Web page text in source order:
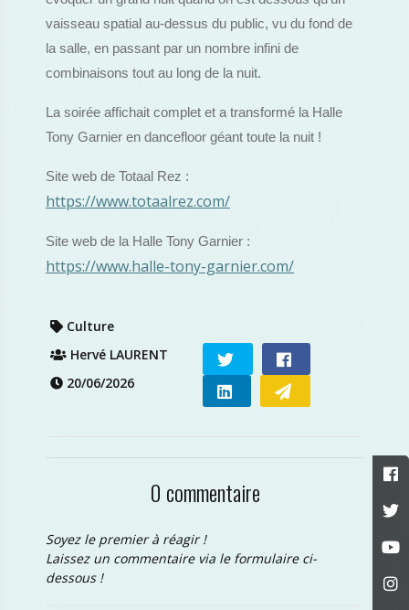
vaisseau spatial au-dessus du public, vu du fond de
la salle, en passant par un nombre infini de
combinaisons tout au long de la nuit.
La soirée affichait complet et a transformé la Halle
Tony Garnier en dancefloor géant toute la nuit !
Site web de Totaal Rez :
https://www.totaalrez.com/
Site web de la Halle Tony Garnier :
https://www.halle-tony-garnier.com/
Culture
Hervé LAURENT
20/06/2026
0 commentaire
Soyez le premier à réagir !
Laissez un commentaire via le formulaire ci-
dessous !